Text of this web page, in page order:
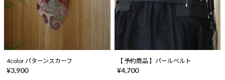
4color パターンスカーフ
¥3,900
【 予約商品 】パールベルト
¥4,700